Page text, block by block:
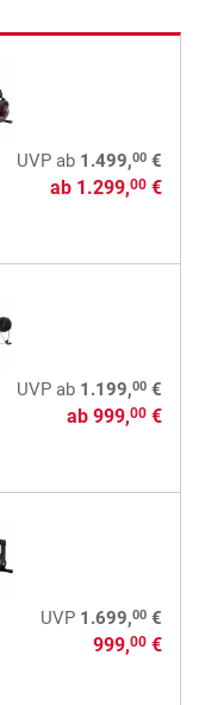
UVPab 1.499,00€
ab 1.299,00€
UVPab 1.199,00€
ab 999,00€
UVP 1.699,00€
999,00€